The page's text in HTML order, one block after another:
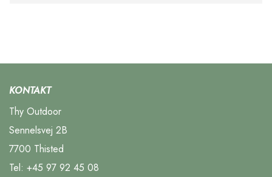
KONTAKT
Thy Outdoor
Sennelsvej 2B
7700 Thisted
Tel: +45 97 92 45 08